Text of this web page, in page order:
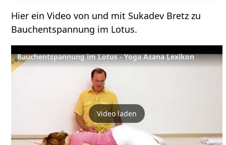
Hier ein Video von und mit Sukadev Bretz zu
Bauchentspannung im Lotus.
Bauchentspannung im Lotus - Yoga Asana Lexikon
Video laden